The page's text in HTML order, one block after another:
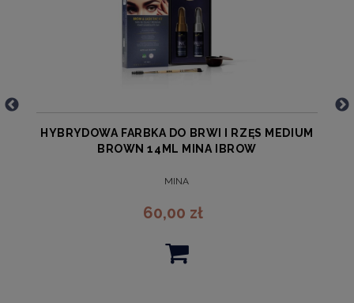
HYBRYDOWA FARBKA DO BRWI I RZĘS MEDIUM
BROWN 14ML MINA IBROW
MINA
60,00 zł